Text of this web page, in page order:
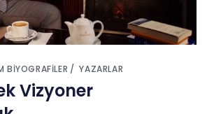
BIYOGRAFILER YAZARLAR
Vizyoner